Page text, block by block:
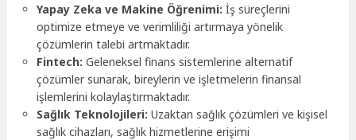
Yapay Zeka ve Makine Öğrenimi: İş süreçlerini
optimize etmeye ve verimliliği artırmaya yönelik
çözümlerin talebi artmaktadır.
Fintech: Geleneksel finans sistemlerine alternatif
çözümler sunarak, bireylerin ve işletmelerin finansal
işlemlerini kolaylaştırmaktadır.
Sağlık Teknolojileri: Uzaktan sağlık çözümleri ve kişisel
sağlık cihazları, sağlık hizmetlerine erişimi